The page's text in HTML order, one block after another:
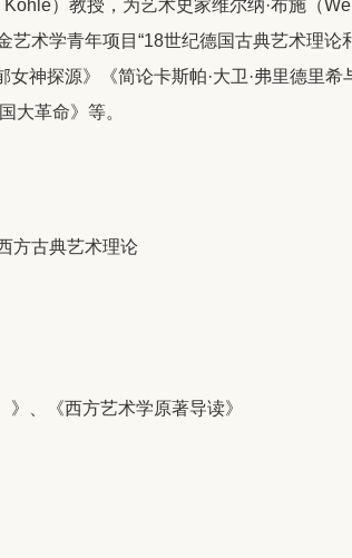
）教授，为艺术史家维尔纳·布施（
术学青年项目“18世纪德国古典艺术理论
神探源》《简论卡斯帕·大卫·弗里德里希
大革命》等。
方古典艺术理论
、《西方艺术学原著导读》